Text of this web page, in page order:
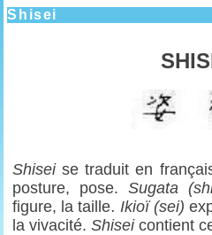
Shisei
Shiseise traduit en
posture, pose. Sugata
figure, la taille. Ikioï (sei)
la vivacité.Shiseicontient